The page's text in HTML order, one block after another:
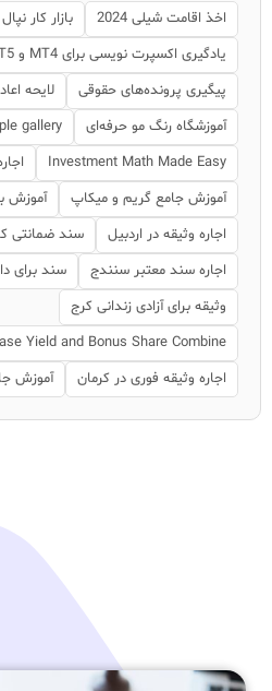
اخذ اقامت شیلی 2024
بازار کار نپال
یادگیری اکسپرت نویسی برای MT4 و MT5
پیگیری پرونده‌های حقوقی
لایحه
آموزشگاه رنگ مو حرفه‌ای
gallery
Investment Math Made Easy
آموزش جامع گریم و میکاپ
آموزش
اجاره وثیقه در اردبیل
سند ضمانتی
اجاره سند معتبر سنندج
سند برای
وثیقه برای آزادی زندانی کرج
Yield and Bonus Share Combine
اجاره وثیقه فوری در کرمان
آموزش